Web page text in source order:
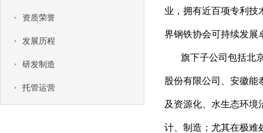
资质荣誉
发展历程
研发制造
托管运营
业，拥有近百项专利技
界钢铁协会可持续发展
旗下子公司包括北京
股份有限公司、安徽能
及资源化、水生态环境
计、制造；尤其在极难